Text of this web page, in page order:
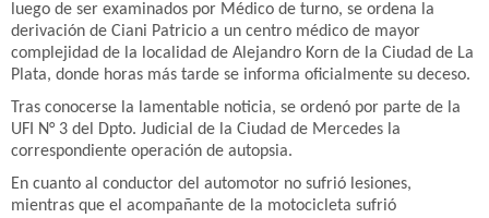
luego de ser examinados por Médico de turno, se ordena la
derivación de Ciani Patricio a un centro médico de mayor
complejidad de la localidad de Alejandro Korn de la Ciudad de La
Plata, donde horas más tarde se informa oficialmente su deceso.
Tras conocerse la lamentable noticia, se ordenó por parte de la
UFI N° 3 del Dpto. Judicial de la Ciudad de Mercedes la
correspondiente operación de autopsia.
En cuanto al conductor del automotor no sufrió lesiones,
mientras que el acompañante de la motocicleta sufrió